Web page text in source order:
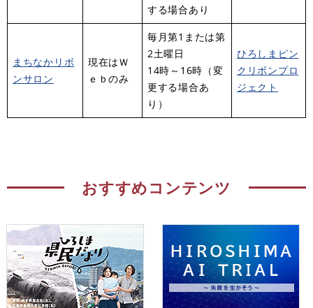
する場合あり
まちなかリボ
ンサロン
現在はＷ
ｅｂのみ
毎月第1または第
2土曜日
14時～16時（変
更する場合あ
り）
ひろしまピン
クリボンプロ
ジェクト
おすすめコンテンツ